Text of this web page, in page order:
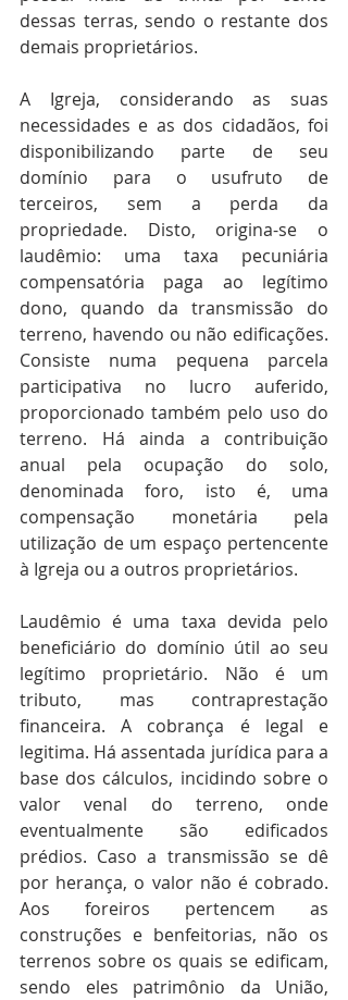
dessas terras, sendo o restante dos
demais proprietários.
A Igreja, considerando as suas
necessidades e as dos cidadãos, foi
disponibilizando parte de seu
domínio para o usufruto de
terceiros, sem a perda da
propriedade. Disto, origina-se o
laudêmio: uma taxa pecuniária
compensatória paga ao legítimo
dono, quando da transmissão do
terreno, havendo ou não edificações.
Consiste numa pequena parcela
participativa no lucro auferido,
proporcionado também pelo uso do
terreno. Há ainda a contribuição
anual pela ocupação do solo,
denominada foro, isto é, uma
compensação monetária pela
utilização de um espaço pertencente
à Igreja ou a outros proprietários.
Laudêmio é uma taxa devida pelo
beneficiário do domínio útil ao seu
legítimo proprietário. Não é um
tributo, mas contraprestação
financeira. A cobrança é legal e
legitima. Há assentada jurídica para a
base dos cálculos, incidindo sobre o
valor venal do terreno, onde
eventualmente são edificados
prédios. Caso a transmissão se dê
por herança, o valor não é cobrado.
Aos foreiros pertencem as
construções e benfeitorias, não os
terrenos sobre os quais se edificam,
sendo eles patrimônio da União,